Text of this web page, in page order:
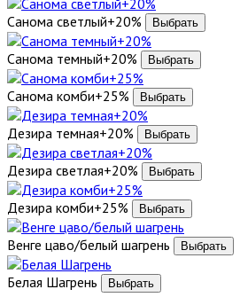
Санома светлый+20%
Санома темный+20%
Санома комби+25%
Дезира темная+20%
Дезира светлая+20%
Дезира комби+25%
Венге цаво/белый шагрень
Белая Шагрень